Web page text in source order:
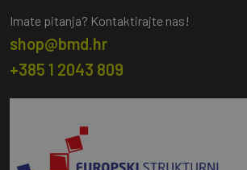
Imate pitanja? Kontaktirajte nas!
shop@bmd.hr
+385 1 2043 809